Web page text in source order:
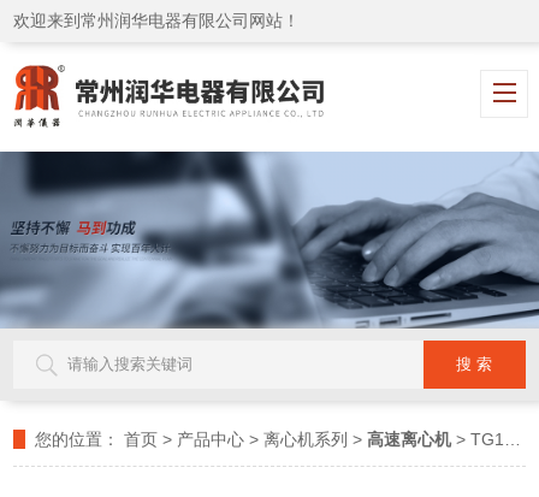
欢迎来到常州润华电器有限公司网站！
您的位置： 首页 > 产品中心 >离心机系列 >高速离心机> TG18G台式高速大容量离心机 液晶显示屏